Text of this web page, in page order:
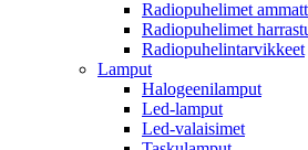
Radiopuhelimet
Radiopuhelimet
Radiopuhelintarvikkeet
Lamput
Halogeenilamput
Led-lamput
Led-valaisimet